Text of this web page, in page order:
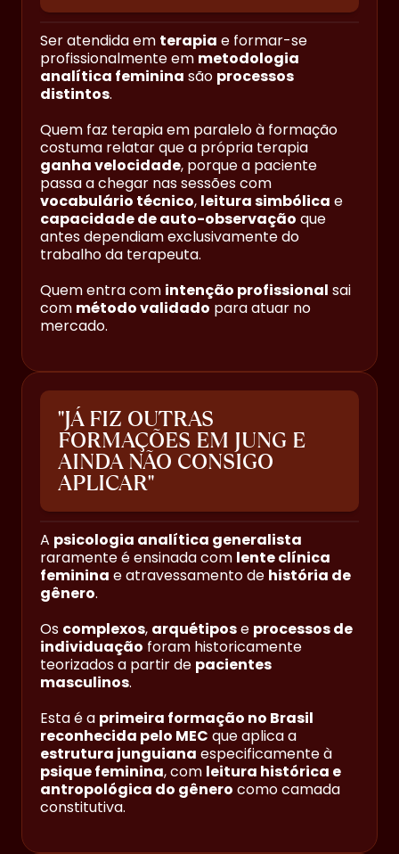
"JÁ FIZ OUTRAS
FORMAÇÕES EM JUNG E
AINDA NÃO CONSIGO
APLICAR"
A psicologia analítica generalista
raramente é ensinada com lente clínica
feminina e atravessamento de história de
gênero.
Os complexos, arquétipose processos de
individuação foram historicamente
teorizados a partir de pacientes
masculinos.
Esta é a primeira formação no Brasil
reconhecida pelo MEC que aplica a
estrutura junguiana especificamente à
psique feminina, com leitura histórica e
antropológica do gênero como camada
constitutiva.
Ser atendida em terapia e formar-se
profissionalmente em metodologia
analítica feminina são processos
distintos.
Quem faz terapia em paralelo à formação
costuma relatar que a própria terapia
ganha velocidade, porque a paciente
passa a chegar nas sessões com
vocabulário técnico, leitura simbólica e
capacidade de auto-observação que
antes dependiam exclusivamente do
trabalho da terapeuta.
Quem entra com intenção profissional sai
com método validado para atuar no
mercado.